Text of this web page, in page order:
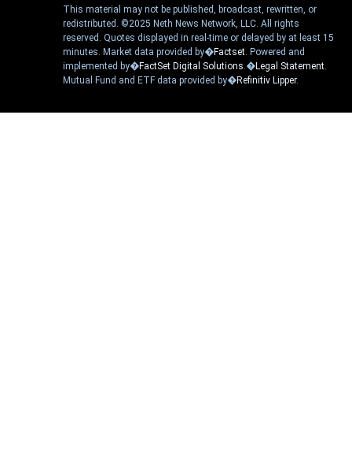
This material may not be published, broadcast, rewritten, or
redistributed. ©2025 Neth News Network, LLC. All rights
reserved. Quotes displayed in real-time or delayed by at least 15
minutes. Market data provided by�Factset. Powered and
implemented by�FactSet Digital Solutions.�Legal Statement.
Mutual Fund and ETF data provided by�Refinitiv Lipper.